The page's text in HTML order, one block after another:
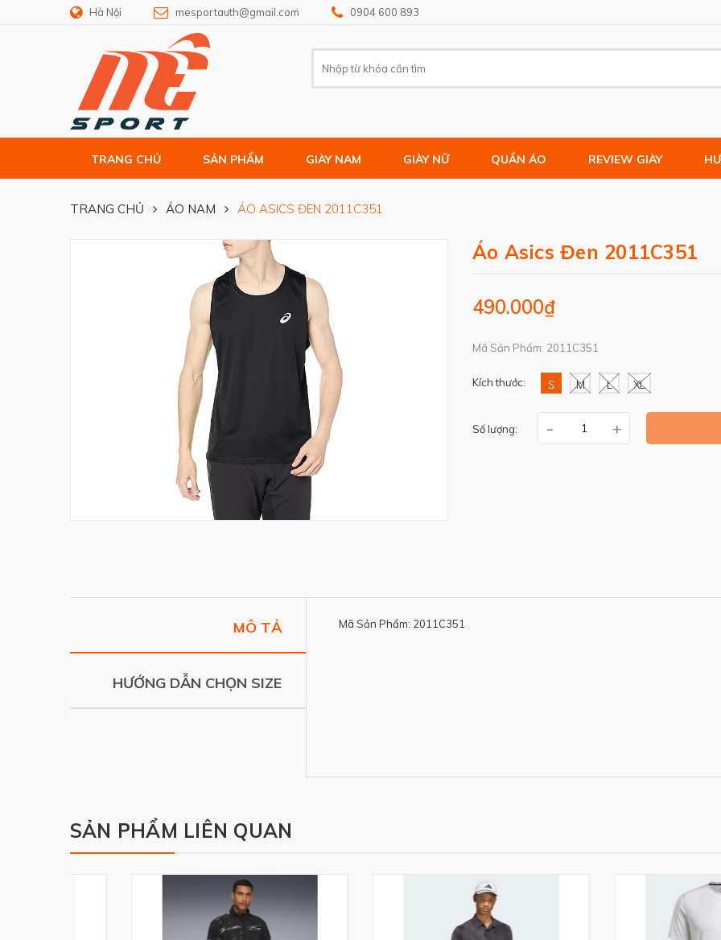
Hà Nội mesportauth@gmail.com 0904 600 893
TRANG CHỦ SẢN PHẨM GIÀY NAM GIÀY NỮ QUẦN ÁO REVIEW GIÀY
TRANG CHỦ ÁO NAM ÁO ASICS ĐEN 2011C351
Áo Asics Đen 2011C351
490.000₫
Mã Sản Phẩm: 2011C351
Kích thước: S M L XL
Số lượng: - +
MÔ TẢ
HƯỚNG DẪN CHỌN SIZE
Mã Sản Phẩm: 2011C351
SẢN PHẨM LIÊN QUAN